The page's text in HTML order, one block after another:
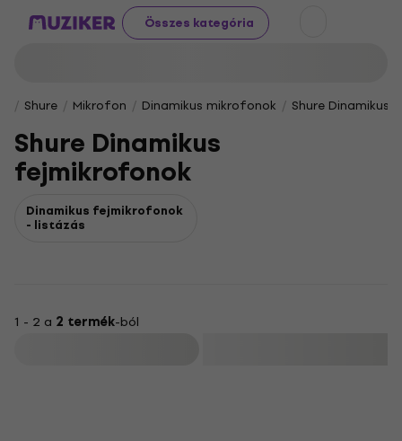
Összes kategória
Shure Mikrofon Dinamikus mikrofonok Shure Dinamikus
Shure Dinamikus
fejmikrofonok
Dinamikus fejmikrofonok
- listázás
1 - 2 a 2 termék-ból